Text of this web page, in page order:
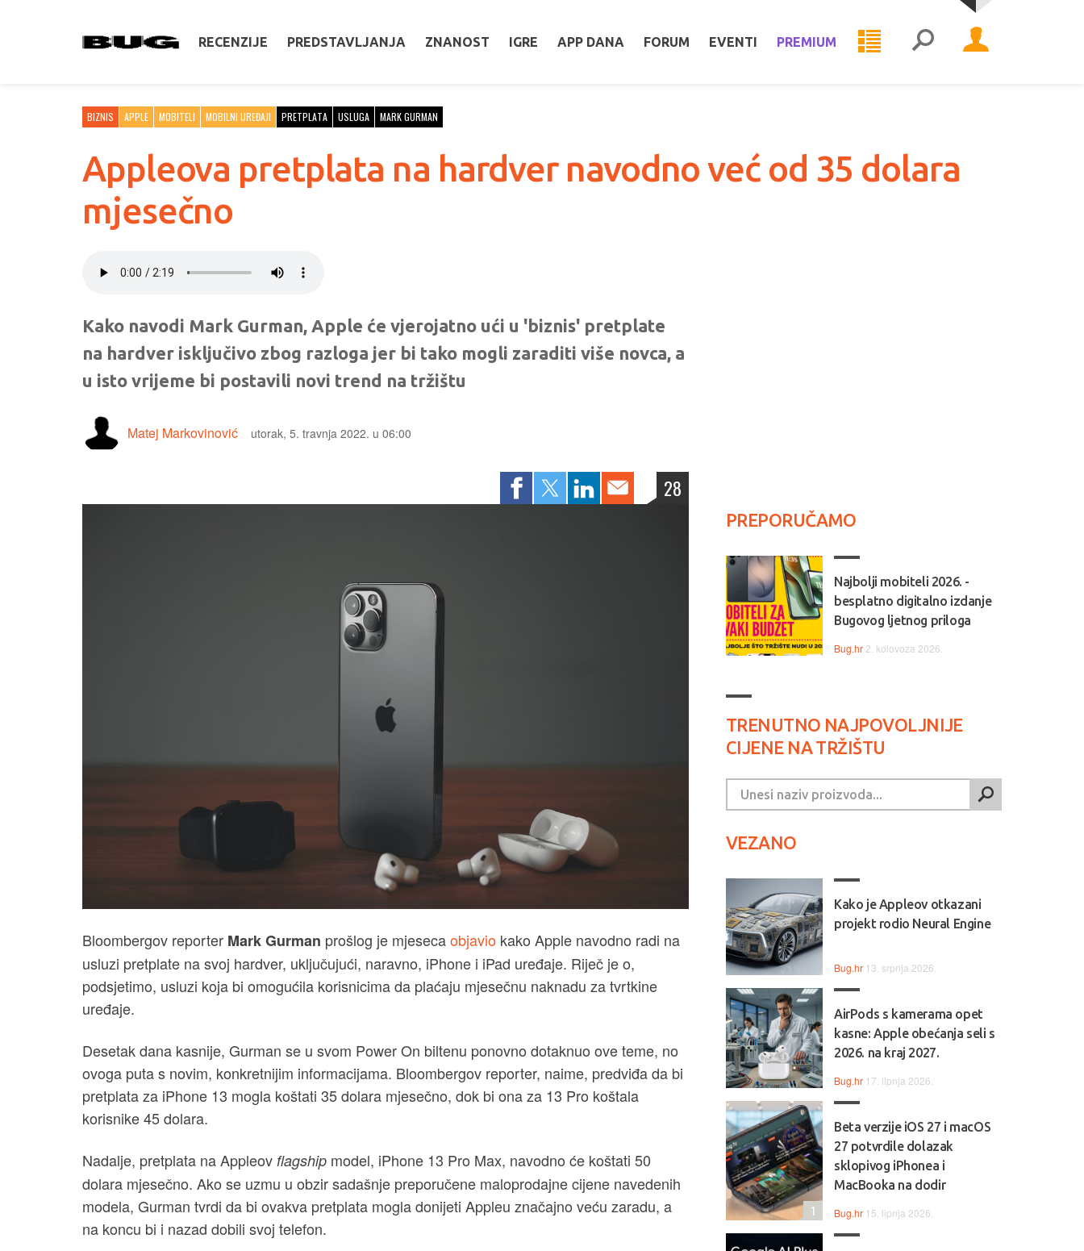
RECENZIJE PREDSTAVLJANJA ZNANOST IGRE APP DANA FORUM EVENTI PREMIUM
BIZNIS APPLE MOBITELI MOBILNI UREĐAJI PRETPLATA USLUGA MARK GURMAN
Appleova pretplata na hardver navodno već od 35 dolara
mjesečno
Kako navodi Mark Gurman, Apple će vjerojatno ući u 'biznis' pretplate
na hardver isključivo zbog razloga jer bi tako mogli zaraditi više novca, a
u isto vrijeme bi postavili novi trend na tržištu
Matej Markovinović utorak, 5. travnja 2022. u 06:00
28
Bloombergov reporter Mark Gurman prošlog je mjesecaobjavio kako Apple navodno radi na
usluzi pretplate na svoj hardver, uključujući, naravno, iPhone i iPad uređaje. Riječ je o,
podsjetimo, usluzi koja bi omogućila korisnicima da plaćaju mjesečnu naknadu za tvrtkine
uređaje.
Desetak dana kasnije, Gurman se u svom Power On biltenu ponovno dotaknuo ove teme, no
ovoga puta s novim, konkretnijim informacijama. Bloombergov reporter, naime, predviđa da bi
pretplata za iPhone 13 mogla koštati 35 dolara mjesečno, dok bi ona za 13 Pro koštala
korisnike 45 dolara.
Nadalje, pretplata na Appleov flagship model, iPhone 13 Pro Max, navodno će koštati 50
dolara mjesečno. Ako se uzmu u obzir sadašnje preporučene maloprodajne cijene navedenih
modela, Gurman tvrdi da bi ovakva pretplata mogla donijeti Appleu značajno veću zaradu, a
na koncu bi i nazad dobili svoj telefon.
PREPORUČAMO
Najbolji mobiteli 2026. -
besplatno digitalno izdanje
Bugovog ljetnog priloga
Bug.hr 2. kolovoza 2026.
TRENUTNO NAJPOVOLJNIJE
CIJENE NA TRŽIŠTU
VEZANO
Kako je Appleov otkazani
projekt rodio Neural Engine
Bug.hr 13. srpnja 2026.
AirPods s kamerama opet
kasne: Apple obećanja seli s
2026. na kraj 2027.
Bug.hr 17. lipnja 2026.
Beta verzije iOS 27 i macOS
27 potvrdile dolazak
sklopivog iPhonea i
MacBooka na dodir
Bug.hr 15. lipnja 2026.
1